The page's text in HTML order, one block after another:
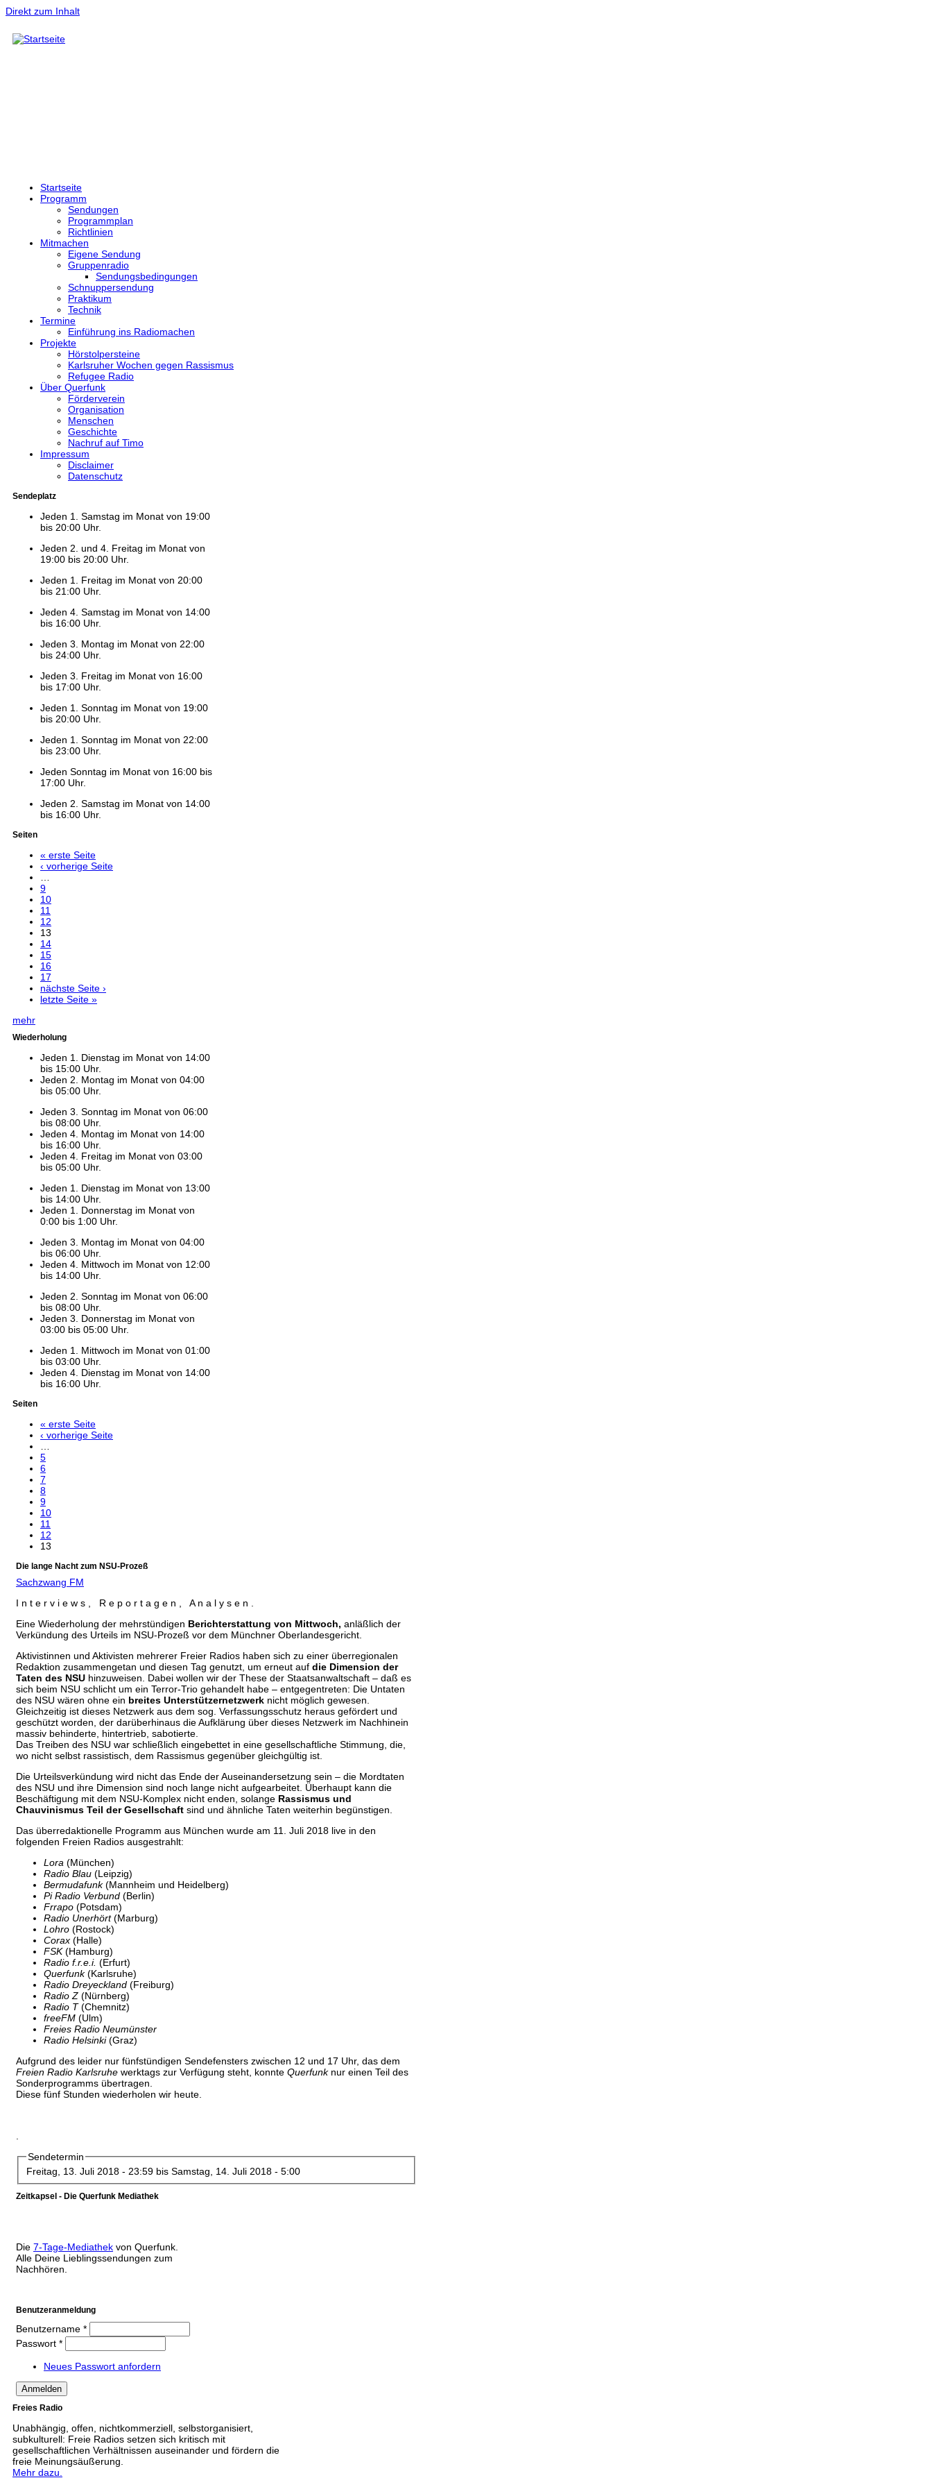
Direkt zum Inhalt
Startseite
Programm
Sendungen
Programmplan
Richtlinien
Mitmachen
Eigene Sendung
Gruppenradio
Sendungsbedingungen
Schnuppersendung
Praktikum
Technik
Termine
Einführung ins Radiomachen
Projekte
Hörstolpersteine
Karlsruher Wochen gegen Rassismus
Refugee Radio
Über Querfunk
Förderverein
Organisation
Menschen
Geschichte
Nachruf auf Timo
Impressum
Disclaimer
Datenschutz
Sendeplatz
Jeden 1. Samstag im Monat von 19:00
bis 20:00 Uhr.
Jeden 2. und 4. Freitag im Monat von
19:00 bis 20:00 Uhr.
Jeden 1. Freitag im Monat von 20:00
bis 21:00 Uhr.
Jeden 4. Samstag im Monat von 14:00
bis 16:00 Uhr.
Jeden 3. Montag im Monat von 22:00
bis 24:00 Uhr.
Jeden 3. Freitag im Monat von 16:00
bis 17:00 Uhr.
Jeden 1. Sonntag im Monat von 19:00
bis 20:00 Uhr.
Jeden 1. Sonntag im Monat von 22:00
bis 23:00 Uhr.
Jeden Sonntag im Monat von 16:00 bis
17:00 Uhr.
Jeden 2. Samstag im Monat von 14:00
bis 16:00 Uhr.
Seiten
« erste Seite
‹ vorherige Seite
9
10
11
12
13
14
15
16
17
nächste Seite ›
letzte Seite »
mehr
Wiederholung
Jeden 1. Dienstag im Monat von 14:00
bis 15:00 Uhr.
Jeden 2. Montag im Monat von 04:00
bis 05:00 Uhr.
Jeden 3. Sonntag im Monat von 06:00
bis 08:00 Uhr.
Jeden 4. Montag im Monat von 14:00
bis 16:00 Uhr.
Jeden 4. Freitag im Monat von 03:00
bis 05:00 Uhr.
Jeden 1. Dienstag im Monat von 13:00
bis 14:00 Uhr.
Jeden 1. Donnerstag im Monat von
0:00 bis 1:00 Uhr.
Jeden 3. Montag im Monat von 04:00
bis 06:00 Uhr.
Jeden 4. Mittwoch im Monat von 12:00
bis 14:00 Uhr.
Jeden 2. Sonntag im Monat von 06:00
bis 08:00 Uhr.
Jeden 3. Donnerstag im Monat von
03:00 bis 05:00 Uhr.
Jeden 1. Mittwoch im Monat von 01:00
bis 03:00 Uhr.
Jeden 4. Dienstag im Monat von 14:00
bis 16:00 Uhr.
Seiten
« erste Seite
‹ vorherige Seite
5
6
7
8
9
10
11
12
13
Die lange Nacht zum NSU-Prozeß
Sachzwang FM
I n t e r v i e w s , R e p o r t a g e n , A n a l y s e n .
Eine Wiederholung der mehrstündigen Berichterstattung von Mittwoch, anläßlich der
Verkündung des Urteils im NSU-Prozeß vor dem Münchner Oberlandesgericht.
Aktivistinnen und Aktivisten mehrerer Freier Radios haben sich zu einer überregionalen
Redaktion zusammengetan und diesen Tag genutzt, um erneut auf die Dimension der
Taten des NSU hinzuweisen. Dabei wollen wir der These der Staatsanwaltschaft – daß es
sich beim NSU schlicht um ein Terror-Trio gehandelt habe – entgegentreten: Die Untaten
des NSU wären ohne ein breites Unterstützernetzwerk nicht möglich gewesen.
Gleichzeitig ist dieses Netzwerk aus dem sog. Verfassungsschutz heraus gefördert und
geschützt worden, der darüberhinaus die Aufklärung über dieses Netzwerk im Nachhinein
massiv behinderte, hintertrieb, sabotierte.
Das Treiben des NSU war schließlich eingebettet in eine gesellschaftliche Stimmung, die,
wo nicht selbst rassistisch, dem Rassismus gegenüber gleichgültig ist.
Die Urteilsverkündung wird nicht das Ende der Auseinandersetzung sein – die Mordtaten
des NSU und ihre Dimension sind noch lange nicht aufgearbeitet. Überhaupt kann die
Beschäftigung mit dem NSU-Komplex nicht enden, solange Rassismus und
Chauvinismus Teil der Gesellschaft sind und ähnliche Taten weiterhin begünstigen.
Das überredaktionelle Programm aus München wurde am 11. Juli 2018 live in den
folgenden Freien Radios ausgestrahlt:
Lora (München)
Radio Blau (Leipzig)
Bermudafunk(Mannheim und Heidelberg)
Pi Radio Verbund (Berlin)
Frrapo (Potsdam)
Radio Unerhört(Marburg)
Lohro (Rostock)
Corax (Halle)
FSK(Hamburg)
Radio f.r.e.i. (Erfurt)
Querfunk(Karlsruhe)
Radio Dreyeckland (Freiburg)
Radio Z (Nürnberg)
Radio T(Chemnitz)
freeFM (Ulm)
Freies Radio Neumünster
Radio Helsinki(Graz)
Aufgrund des leider nur fünfstündigen Sendefensters zwischen 12 und 17 Uhr, das dem
Freien Radio Karlsruhe werktags zur Verfügung steht, konnte Querfunk nur einen Teil des
Sonderprogramms übertragen.
Diese fünf Stunden wiederholen wir heute.
.
Sendetermin
Freitag, 13. Juli 2018 - 23:59bis Samstag, 14. Juli 2018 - 5:00
Zeitkapsel - Die Querfunk Mediathek
Die 7-Tage-Mediathek von Querfunk.
Alle Deine Lieblingssendungen zum
Nachhören.
Benutzeranmeldung
Benutzername *
Passwort *
Neues Passwort anfordern
Freies Radio
Unabhängig, offen, nichtkommerziell, selbstorganisiert,
subkulturell: Freie Radios setzen sich kritisch mit
gesellschaftlichen Verhältnissen auseinander und fördern die
freie Meinungsäußerung.
Mehr dazu.